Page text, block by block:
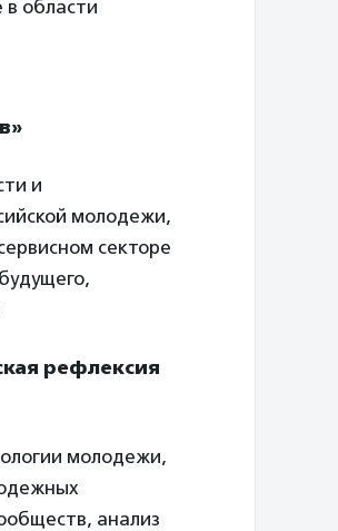
в области
и
молодежи,
секторе
рефлексия
молодежи,
анализ